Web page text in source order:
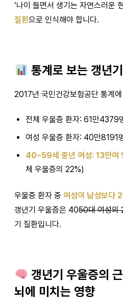
‘나이 들면서 생기는 자연스러운
질환으로 인식해야 합니다.
통계로 보는 갱년
2017년 국민건강보험공단 통계
전체 우울증 환자: 61만4379
여성 우울증 환자: 40만8191
40~59세 중년 여성: 13만여
체 우울증의 22%)
우울증 환자 중 여성이 남성보다
갱년기 우울증은 4050대 여성의
기 질환입니다.
갱년기 우울증의
뇌에 미치는 영향